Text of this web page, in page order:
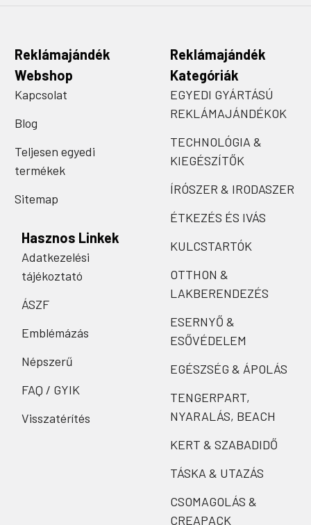
Reklámajándék
Webshop
Kapcsolat
Blog
Teljesen egyedi
termékek
Sitemap
Hasznos Linkek
Adatkezelési
tájékoztató
ÁSZF
Emblémázás
Népszerű
FAQ / GYIK
Visszatérítés
Reklámajándék
Kategóriák
EGYEDI GYÁRTÁSÚ
REKLÁMAJÁNDÉKOK
TECHNOLÓGIA &
KIEGÉSZÍTŐK
ÍRÓSZER & IRODASZER
ÉTKEZÉS ÉS IVÁS
KULCSTARTÓK
OTTHON &
LAKBERENDEZÉS
ESERNYŐ &
ESŐVÉDELEM
EGÉSZSÉG & ÁPOLÁS
TENGERPART,
NYARALÁS, BEACH
KERT & SZABADIDŐ
TÁSKA & UTAZÁS
CSOMAGOLÁS &
CREAPACK